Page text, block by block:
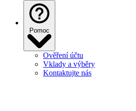
Pomoc
Ověření účtu
Vklady a výběry
Kontaktujte nás